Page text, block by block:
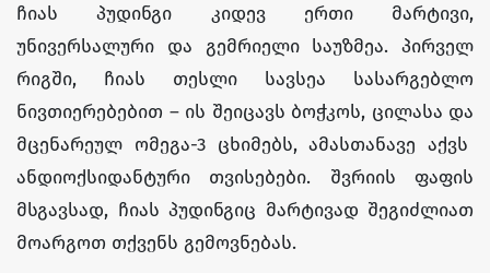
ჩიას პუდინგი კიდევ ერთი მარტივი,
უნივერსალური და გემრიელი საუზმეა. პირველ
რიგში, ჩიას თესლი სავსეა სასარგებლო
ნივთიერებებით – ის შეიცავს ბოჭკოს, ცილასა და
მცენარეულ ომეგა-3 ცხიმებს, ამასთანავე აქვს
ანდიოქსიდანტური თვისებები. შვრიის ფაფის
მსგავსად, ჩიას პუდინგიც მარტივად შეგიძლიათ
მოარგოთ თქვენს გემოვნებას.